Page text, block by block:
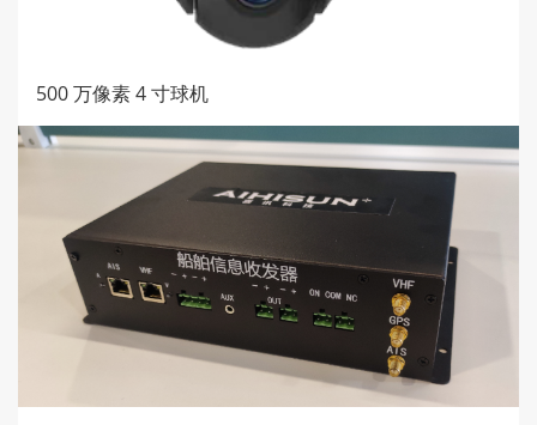
500 万像素 4 寸球机